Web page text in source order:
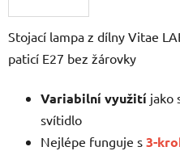
Stojací lampa z dílny Vitae
paticí E27 bez žárovky
Variabilní využití jako
svítidlo
Nejlépe funguje s 3-